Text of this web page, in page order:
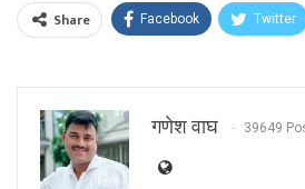
Share Facebook Twitter
गणेश वाघ 39649